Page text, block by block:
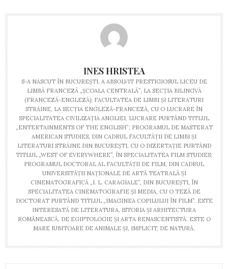
INES HRISTEA
S-A NĂSCUT ÎN BUCUREŞTI. A ABSOLVIT PRESTIGIOSUL LICEU DE
LIMBĂ FRANCEZĂ „ŞCOALA CENTRALĂ”, LA SECŢIA BILINGVĂ
(FRANCEZĂ-ENGLEZĂ); FACULTATEA DE LIMBI ŞI LITERATURI
STRĂINE, LA SECŢIA ENGLEZĂ-FRANCEZĂ, CU O LUCRARE ÎN
SPECIALITATEA CIVILIZAŢIA ANGLIEI, LUCRARE PURTÂND TITLUL
„ENTERTAINMENTS OF THE ENGLISH”; PROGRAMUL DE MASTERAT
AMERICAN STUDIES, DIN CADRUL FACULTĂŢII DE LIMBI ŞI
LITERATURI STRĂINE DIN BUCUREŞTI, CU O DIZERTAŢIE PURTÂND
TITLUL „WEST OF EVERYWHERE”, ÎN SPECIALITATEA FILM STUDIES;
PROGRAMUL DOCTORAL AL FACULTĂŢII DE FILM, DIN CADRUL
UNIVERSITĂŢII NAŢIONALE DE ARTĂ TEATRALĂ ŞI
CINEMATOGRAFICĂ „I. L. CARAGIALE”, DIN BUCUREŞTI, ÎN
SPECIALITATEA CINEMATOGRAFIE ŞI MEDIA, CU O TEZĂ DE
DOCTORAT PURTÂND TITLUL „IMAGINEA COPILULUI ÎN FILM”. ESTE
INTERESATĂ DE LITERATURA, ISTORIA ŞI ARHITECTURA
ROMÂNEASCĂ, DE EGIPTOLOGIE ŞI ARTA RENASCENTISTĂ. ESTE O
MARE IUBITOARE DE ANIMALE ŞI, IMPLICIT, DE NATURĂ.